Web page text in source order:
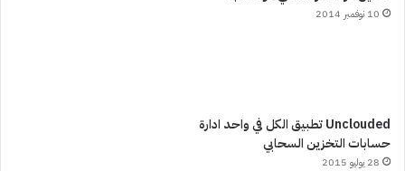
10 نوفمبر 2014
Unclouded تطبيق الكل في واحد ادارة
حسابات التخزين السحابي
28 يوليو 2015